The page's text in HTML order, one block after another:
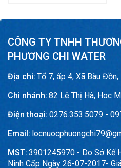
CÔNG TY TNHH
PHƯƠNG CHI WATER
Địa chỉ: Tổ 7, ấp 4, Xã Bàu Đồn,
Chi nhánh: 82 Lê Thị Hà, Hoc
Điện thoại: 0276.353.5079 -
Email:
MST: 3901245970 - Do Sở Kế
Ninh Cấp Ngày 26-07-2017-